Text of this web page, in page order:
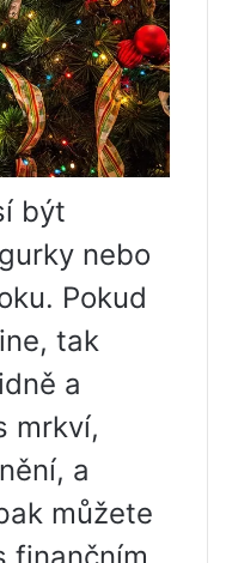
být
nebo
Pokud
tak
a
mrkví,
a
můžete
finančním